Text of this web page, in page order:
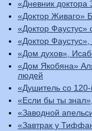
«Дневник доктора
«Доктор Живаго»
«Доктор
«Доктор
«Дом духов»,
«Дом Якобяна»
людей
«Душитель со
«Если бы ты
«Заводной
«Завтрак у